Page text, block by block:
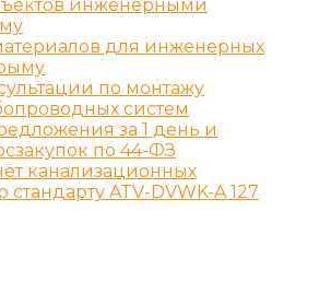
инженерными
для инженерных
по монтажу
систем
за 1 день и
по 44-ФЗ
канализационных
ATV-DVWK-A 127